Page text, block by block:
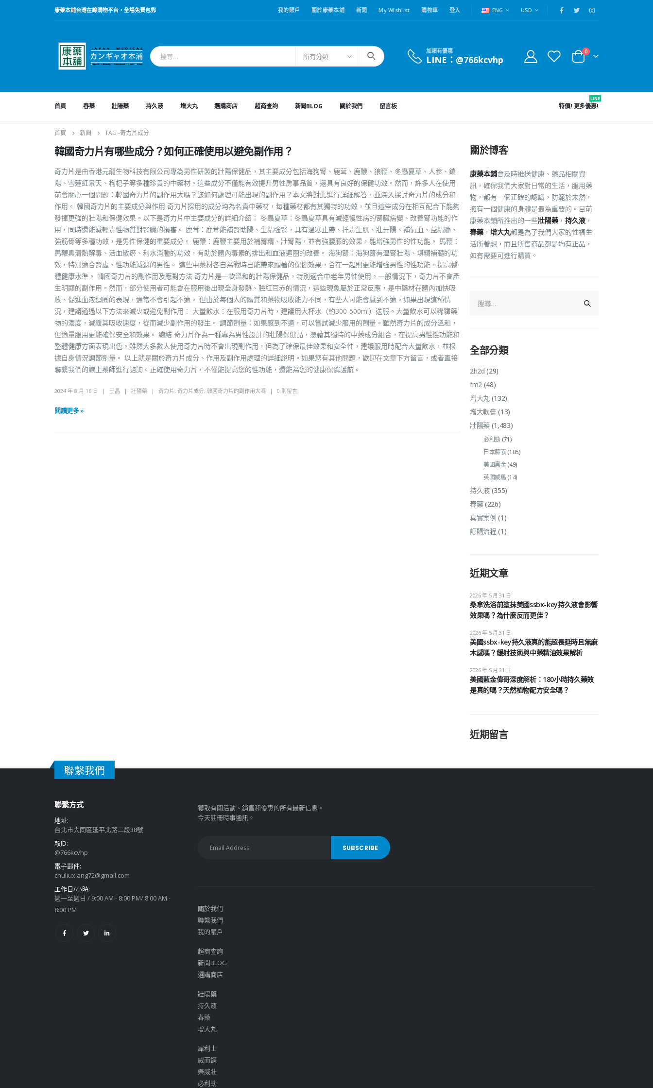
康藥本鋪台灣在線購物平台，全場免費包郵 我的賬戶 關於康藥本鋪 新聞 My Wishlist 購物車 登入 ENG USD
所有分類
加賴有優惠
LINE：@766kcvhp
0
首頁 春藥 壯陽藥 持久液 增大丸 選購商店 超商查詢 新聞BLOG 關於我們 留言板 特價! 更多優惠!
LINE
首頁 新聞 TAG -奇力片成分
韓國奇力片有哪些成分？如何正確使用以避免副作用？
奇力片是由香港元龍生物科技有限公司專為男性研製的壯陽保健品，其主要成分包括海狗腎、鹿茸、鹿鞭、狼鞭、冬蟲夏草、人參、鎖
陽、雪蓮紅景天、枸杞子等多種珍貴的中藥材。這些成分不僅能有效提升男性房事品質，還具有良好的保健功效。然而，許多人在使用
前會關心一個問題：韓國奇力片的副作用大嗎？該如何處理可能出現的副作用？本文將對此進行詳細解答，並深入探討奇力片的成分和
作用。 韓國奇力片的主要成分與作用 奇力片採用的成分均為名貴中藥材，每種藥材都有其獨特的功效，並且這些成分在相互配合下能夠
發揮更強的壯陽和保健效果。以下是奇力片中主要成分的詳細介紹： 冬蟲夏草：冬蟲夏草具有減輕慢性病的腎臟病變、改善腎功能的作
用，同時還能減輕毒性物質對腎臟的損害。 鹿茸：鹿茸能補腎助陽、生精強腎，具有溫寒止帶、托毒生肌、壯元陽、補氣血、益精髓、
強筋骨等多種功效，是男性保健的重要成分。 鹿鞭：鹿鞭主要用於補腎精、壯腎陽，並有強腰膝的效果，能增強男性的性功能。 馬鞭：
馬鞭具清熱解毒、活血散瘀、利水消腫的功效，有助於體內毒素的排出和血液迴圈的改善。 海狗腎：海狗腎有溫腎壯陽、填精補髓的功
效，特別適合腎虛、性功能減退的男性。 這些中藥材各自為戰時已能帶來顯著的保健效果，合在一起則更能增強男性的性功能，提高整
體健康水準。 韓國奇力片的副作用及應對方法 奇力片是一款溫和的壯陽保健品，特別適合中老年男性使用。一般情況下，奇力片不會產
生明顯的副作用。然而，部分使用者可能會在服用後出現全身發熱、臉紅耳赤的情況，這些現象屬於正常反應，是中藥材在體內加快吸
收、促進血液迴圈的表現，通常不會引起不適。 但由於每個人的體質和藥物吸收能力不同，有些人可能會感到不適。如果出現這種情
況，建議通過以下方法來減少或避免副作用： 大量飲水：在服用奇力片時，建議用大杯水（約300-500ml）送服。大量飲水可以稀釋藥
物的濃度，減緩其吸收速度，從而減少副作用的發生。 調節劑量：如果感到不適，可以嘗試減少服用的劑量。雖然奇力片的成分溫和，
但適量服用更能確保安全和效果。 總結 奇力片作為一種專為男性設計的壯陽保健品，憑藉其獨特的中藥成分組合，在提高男性性功能和
整體健康方面表現出色。雖然大多數人使用奇力片時不會出現副作用，但為了確保最佳效果和安全性，建議服用時配合大量飲水，並根
據自身情況調節劑量。 以上就是關於奇力片成分、作用及副作用處理的詳細說明。如果您有其他問題，歡迎在文章下方留言，或者直接
聯繫我們的線上藥師進行諮詢。正確使用奇力片，不僅能提高您的性功能，還能為您的健康保駕護航。
2024 年 8 月 16 日 王晶 壯陽藥 奇力片 , 奇力片成分, 韓國奇力片的副作用大嗎 0 則留言
閱讀更多 »
關於博客
康藥本鋪會及時推送健康、藥品相關資
訊，確保我們大家對日常的生活，服用藥
物，都有一個正確的認識，防範於未然，
擁有一個健康的身體是最為重要的。目前
康藥本鋪所推出的一些壯陽藥 ， 持久液 ，
春藥 ， 增大丸都是為了我們大家的性福生
活所著想，而且所售商品都是均有正品，
如有需要可進行購買。
全部分類
2h2d (29)
fm2(48)
增大丸(132)
增大軟膏 (13)
壯陽藥(1,483)
必利勁(71)
日本藤素(105)
美國黑金(49)
英國威馬(14)
持久液(355)
春藥(226)
真實案例 (1)
訂購流程 (1)
近期文章
桑拿洗浴前塗抹美國ssbx-key持久液會影響
效果嗎？為什麼反而更佳？
2026 年 5 月 31 日
美國ssbx-key持久液真的能超長延時且無麻
木感嗎？緩射技術與中藥精油效果解析
2026 年 5 月 31 日
美國藍金偉哥深度解析：180小時持久藥效
是真的嗎？天然植物配方安全嗎？
2026 年 5 月 31 日
近期留言
聯繫我們
聯繫方式
地址:
台北市大同區延平北路二段38號
賴ID:
@766kcvhp
電子郵件:
chuliuxiang72@gmail.com
工作日/小時:
週一至週日 / 9:00 AM - 8:00 PM/ 8:00 AM -
8:00 PM
獲取有關活動、銷售和優惠的所有最新信息。
今天註冊時事通訊。
關於我們
聯繫我們
我的賬戶
超商查詢
新聞BLOG
選購商店
壯陽藥
持久液
春藥
增大丸
犀利士
威而鋼
樂威壯
必利勁